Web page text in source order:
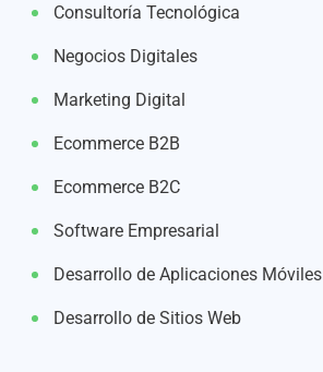
Consultoría Tecnológica
Negocios Digitales
Marketing Digital
Ecommerce B2B
Ecommerce B2C
Software Empresarial
Desarrollo de Aplicaciones Móviles
Desarrollo de Sitios Web